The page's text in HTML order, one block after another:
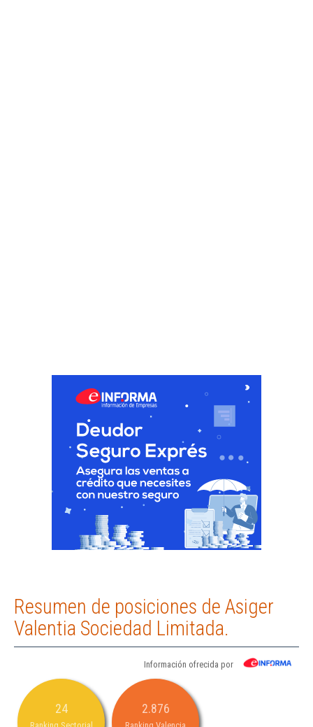
Resumen de posiciones de Asiger
Valentia Sociedad Limitada.
Información ofrecida por
24 2.876